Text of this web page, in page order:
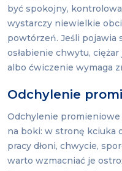
być spokojny,
wystarczy niewielkie
powtórzeń. Jeśli pojawia
osłabienie chwytu,
albo ćwiczenie wymaga
Odchylenie
Odchylenie promieniowe
na boki: w stronę kciuka
pracy dłoni, chwycie,
warto wzmacniać je